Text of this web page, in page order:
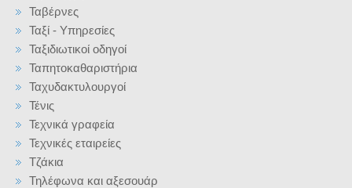
Ταβέρνες
Ταξί - Υπηρεσίες
Ταξιδιωτικοί οδηγοί
Ταπητοκαθαριστήρια
Ταχυδακτυλουργοί
Τένις
Τεχνικά γραφεία
Τεχνικές εταιρείες
Τζάκια
Τηλέφωνα και αξεσουάρ